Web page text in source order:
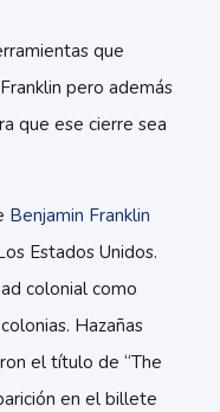
que
pero además
que ese cierre sea
Benjamin Franklin
Estados Unidos.
colonial como
Hazañas
el título de “The
en el billete